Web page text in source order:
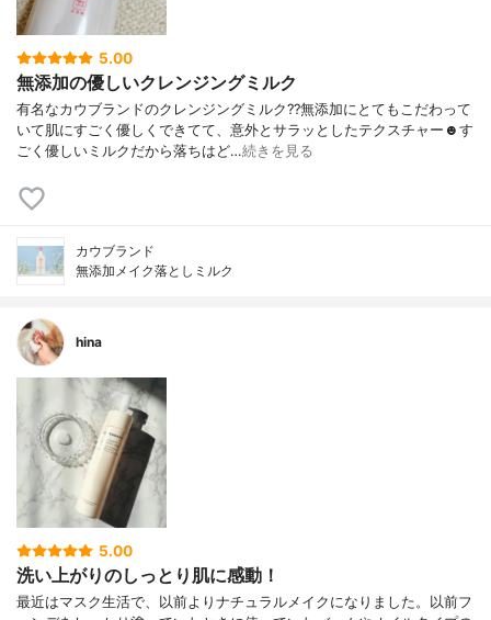
5.00
無添加の優しいクレンジングミルク
有名なカウブランドのクレンジングミルク??無添加にとてもこだわって
いて肌にすごく優しくできてて、意外とサラッとしたテクスチャー☻す
ごく優しいミルクだから落ちはど…続きを見る
カウブランド
無添加メイク落としミルク
hina
5.00
洗い上がりのしっとり肌に感動！
最近はマスク生活で、以前よりナチュラルメイクになりました。以前フ